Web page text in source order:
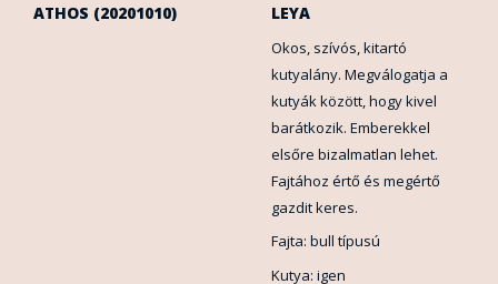
ATHOS (20201010) LEYA
Okos, szívós, kitartó
kutyalány. Megválogatja a
kutyák között, hogy kivel
barátkozik. Emberekkel
elsőre bizalmatlan lehet.
Fajtához értő és megértő
gazdit keres.
Fajta: bull típusú
Kutya: igen